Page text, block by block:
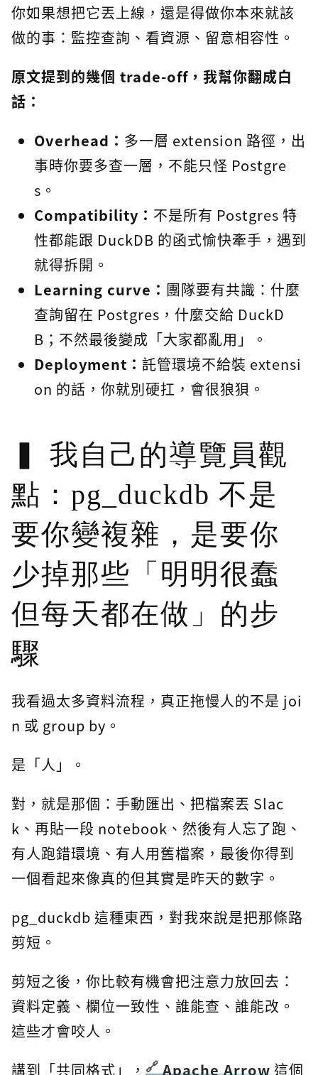
你如果想把它丟上線，還是得做你本來就該
做的事：監控查詢、看資源、留意相容性。
原文提到的幾個 trade-off，我幫你翻成白
話：
Overhead： 多一層 extension 路徑，出
事時你要多查一層，不能只怪 Postgre
s。
Compatibility： 不是所有 Postgres 特
性都能跟 DuckDB 的函式愉快牽手，遇到
就得拆開。
Learning curve： 團隊要有共識：什麼
查詢留在 Postgres，什麼交給 DuckD
B；不然最後變成「大家都亂用」。
Deployment： 託管環境不給裝 extensi
on 的話，你就別硬扛，會很狼狽。
我自己的導覽員觀
點：pg_duckdb 不是
要你變複雜，是要你
少掉那些「明明很蠢
但每天都在做」的步
驟
我看過太多資料流程，真正拖慢人的不是 joi
n 或 group by。
是「人」。
對，就是那個：手動匯出、把檔案丟 Slac
k、再貼一段 notebook、然後有人忘了跑、
有人跑錯環境、有人用舊檔案，最後你得到
一個看起來像真的但其實是昨天的數字。
pg_duckdb 這種東西，對我來說是把那條路
剪短。
剪短之後，你比較有機會把注意力放回去：
資料定義、欄位一致性、誰能查、誰能改。
這些才會咬人。
講到「共同格式」，
Apache Arrow這個